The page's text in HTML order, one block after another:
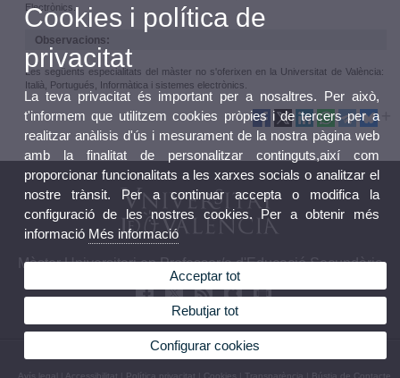
Electrònics.
Observacions:
Les següents especialitats del màster no s'oferixen en la Universitat de València:
Italià, Portugués, Informàtica i sistemes electrònics.
Màster Universitari en Professor/a d'Educació Secundària
© 2026 UV. - Av. Tarongers, 4. 46020 València. Telèfon: 963983966
Avís legal Accessibilitat Política privacitat Cookies Transparència Bústia de Contacte
Cookies i política de
privacitat
La teva privacitat és important per a nosaltres. Per això,
t'informem que utilitzem cookies pròpies i de tercers per a
realitzar anàlisis d'ús i mesurament de la nostra pàgina web
amb la finalitat de personalitzar continguts,així com
proporcionar funcionalitats a les xarxes socials o analitzar el
nostre trànsit. Per a continuar accepta o modifica la
configuració de les nostres cookies. Per a obtenir més
informació Més informació
Acceptar tot
Rebutjar tot
Configurar cookies